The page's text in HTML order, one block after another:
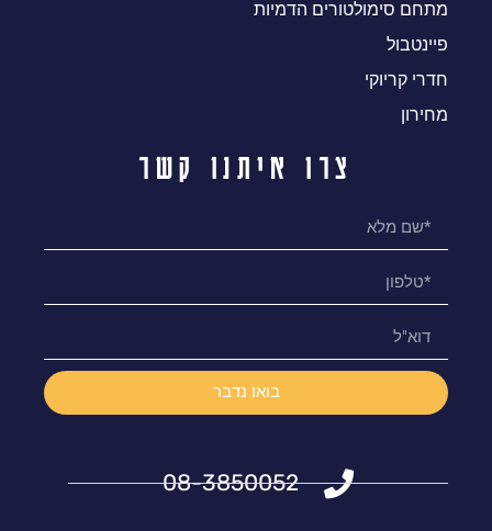
מתחם סימולטורים הדמיות
פיינטבול
חדרי קריוקי
מחירון
צרו איתנו קשר
בואו נדבר
08-3850052